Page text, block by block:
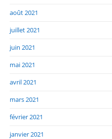
août 2021
juillet 2021
juin 2021
mai 2021
avril 2021
mars 2021
février 2021
janvier 2021